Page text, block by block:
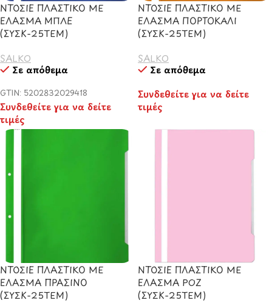
ΝΤΟΣΙΕ ΠΛΑΣΤΙΚΟ ΜΕ
ΕΛΑΣΜΑ ΜΠΛΕ
(ΣΥΣΚ-25ΤΕΜ)
SALKO
Σε απόθεμα
GTIN: 5202832029418
Συνδεθείτε για να δείτε
τιμές
ΝΤΟΣΙΕ ΠΛΑΣΤΙΚΟ ΜΕ
ΕΛΑΣΜΑ ΠΟΡΤΟΚΑΛΙ
(ΣΥΣΚ-25ΤΕΜ)
SALKO
Σε απόθεμα
Συνδεθείτε για να δείτε
τιμές
ΝΤΟΣΙΕ ΠΛΑΣΤΙΚΟ ΜΕ
ΕΛΑΣΜΑ ΠΡΑΣΙΝΟ
(ΣΥΣΚ-25ΤΕΜ)
ΝΤΟΣΙΕ ΠΛΑΣΤΙΚΟ ΜΕ
ΕΛΑΣΜΑ ΡΟΖ
(ΣΥΣΚ-25ΤΕΜ)